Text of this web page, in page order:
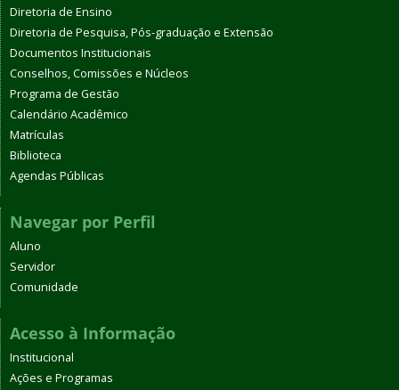
Diretoria de Ensino
Diretoria de Pesquisa, Pós-graduação e Extensão
Documentos Institucionais
Conselhos, Comissões e Núcleos
Programa de Gestão
Calendário Acadêmico
Matrículas
Biblioteca
Agendas Públicas
Navegar por Perfil
Aluno
Servidor
Comunidade
Acesso à Informação
Institucional
Ações e Programas